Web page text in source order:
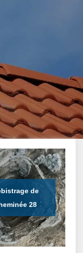
de
28